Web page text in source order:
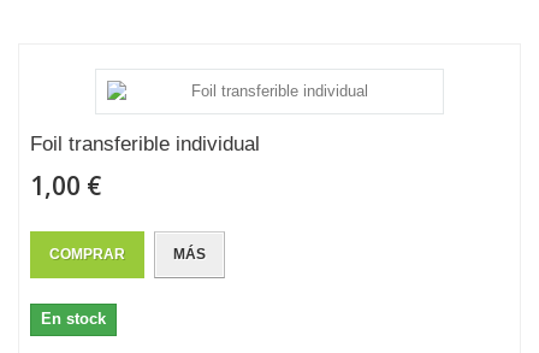
Foil transferible individual
1,00 €
COMPRAR MÁS
En stock